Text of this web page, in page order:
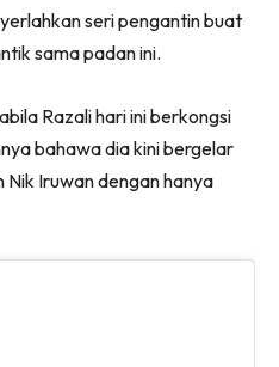
(Twitter)
seri pengantin buat
sama padan ini.
Razali hari ini berkongsi
bahawa dia kini bergelar
Iruwan dengan hanya